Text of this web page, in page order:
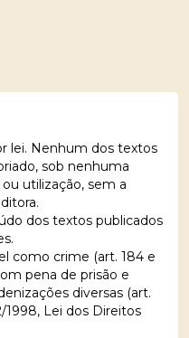
lei. Nenhum dos textos
sob nenhuma
utilização, sem a
dos textos publicados
como crime (art. 184 e
pena de prisão e
diversas (art.
1998, Lei dos Direitos